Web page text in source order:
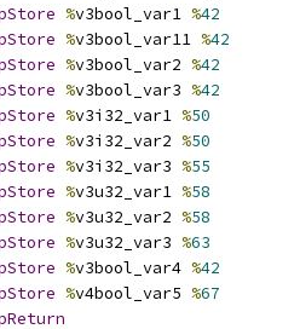
%v3bool_var1 %42
%v3bool_var11 %42
%v3bool_var2 %42
%v3bool_var3 %42
%v3i32_var1 %50
%v3i32_var2 %50
%v3i32_var3 %55
%v3u32_var1 %58
%v3u32_var2 %58
%v3u32_var3 %63
%v3bool_var4 %42
%v4bool_var5 %67